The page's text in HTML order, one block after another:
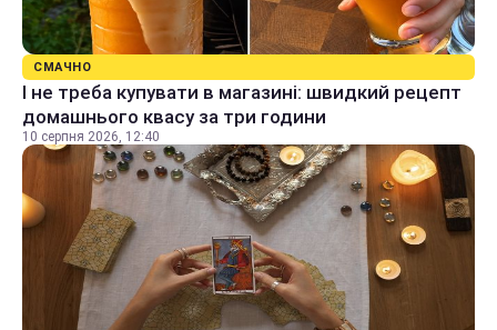
СМАЧНО
І не треба купувати в магазині: швидкий рецепт
домашнього квасу за три години
10 серпня 2026, 12:40